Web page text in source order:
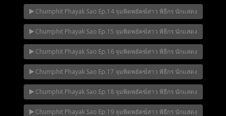
Chumphit Phayak Sao Ep.14 จุมพิตพยัคฆ์สาว พิธีกร นักแสดง
Chumphit Phayak Sao Ep.15 จุมพิตพยัคฆ์สาว พิธีกร นักแสดง
Chumphit Phayak Sao Ep.16 จุมพิตพยัคฆ์สาว พิธีกร นักแสดง
Chumphit Phayak Sao Ep.17 จุมพิตพยัคฆ์สาว พิธีกร นักแสดง
Chumphit Phayak Sao Ep.18 จุมพิตพยัคฆ์สาว พิธีกร นักแสดง
Chumphit Phayak Sao Ep.19 จุมพิตพยัคฆ์สาว พิธีกร นักแสดง